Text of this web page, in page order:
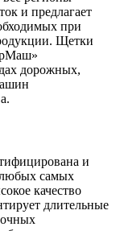
и предлагает
при
Щетки
дорожных,
и
любых самых
качество
длительные